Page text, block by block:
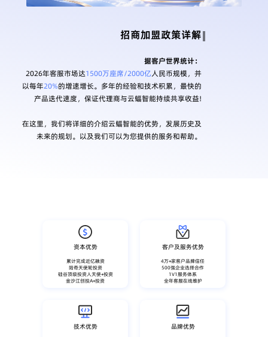
据客户世界统计：
2026年客服市场达1500万座席/2000亿人民币规模，并
以每年20%的增速增长。多年的经验和技术积累，最快的
产品迭代速度，保证代理商与云蝠智能持续共享收益!
在这里，我们将详细的介绍云蝠智能的优势，发展历史及
未来的规划。以及我们可以为您提供的服务和帮助。
资本优势
累计完成近亿融资
陆奇天使轮投资
硅谷顶级投资人天使+投资
金沙江创投A+投资
客户及服务优势
4万+家客户品牌信任
500强企业选择合作
1V1服务体系
全年客服在线维护
技术优势 品牌优势